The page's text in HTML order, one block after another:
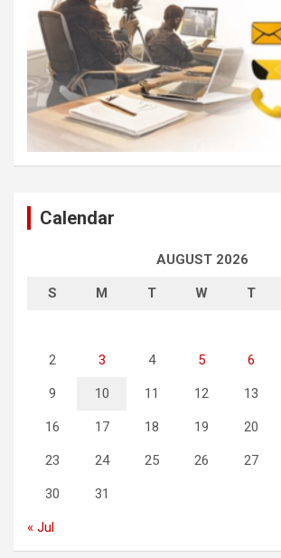
Calendar
AUGUST 2026
S M T W T
2 3 4 5 6
9 10 11 12 13
16 17 18 19 20
23 24 25 26 27
30 31
« Jul